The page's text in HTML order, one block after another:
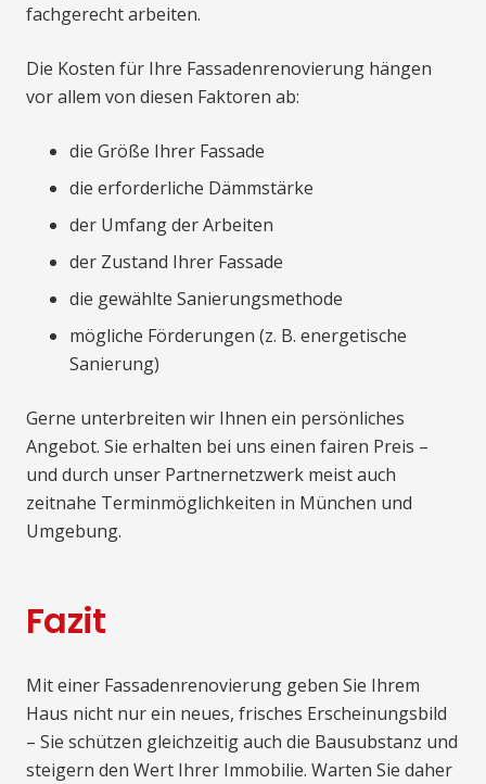
fachgerecht arbeiten.
Die Kosten für Ihre Fassadenrenovierung hängen
vor allem von diesen Faktoren ab:
die Größe Ihrer Fassade
die erforderliche Dämmstärke
der Umfang der Arbeiten
der Zustand Ihrer Fassade
die gewählte Sanierungsmethode
mögliche Förderungen (z. B. energetische
Sanierung)
Gerne unterbreiten wir Ihnen ein persönliches
Angebot. Sie erhalten bei uns einen fairen Preis –
und durch unser Partnernetzwerk meist auch
zeitnahe Terminmöglichkeiten in München und
Umgebung.
Fazit
Mit einer Fassadenrenovierung geben Sie Ihrem
Haus nicht nur ein neues, frisches Erscheinungsbild
– Sie schützen gleichzeitig auch die Bausubstanz und
steigern den Wert Ihrer Immobilie. Warten Sie daher